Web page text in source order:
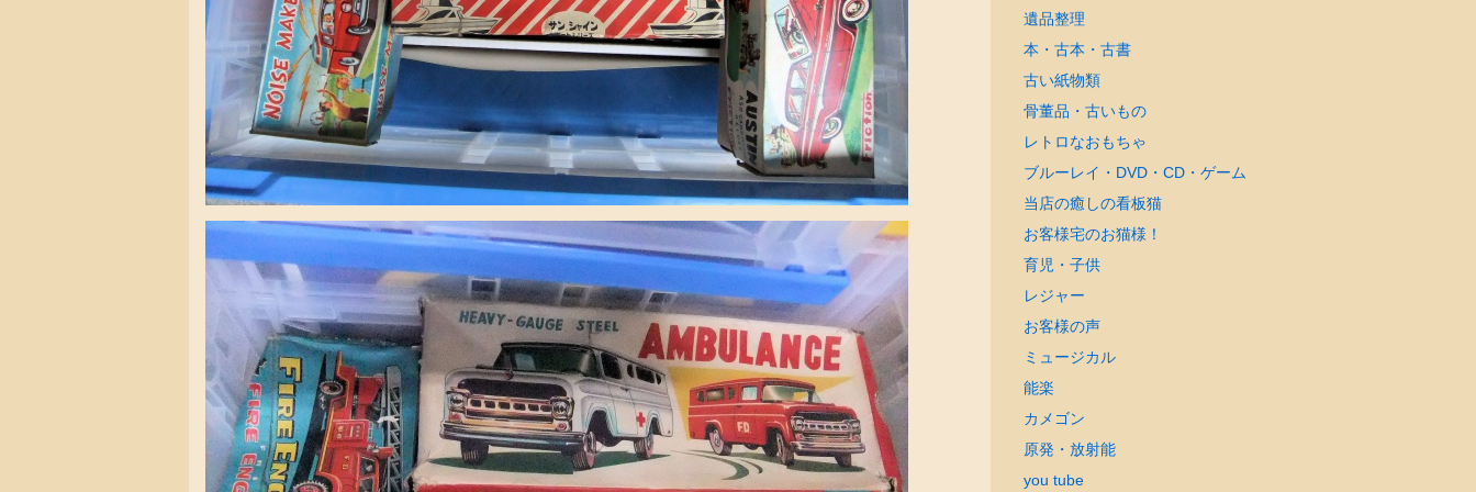
遺品整理
本・古本・古書
古い紙物類
骨董品・古いもの
レトロなおもちゃ
ブルーレイ・DVD・CD・ゲーム
当店の癒しの看板猫
お客様宅のお猫様！
育児・子供
レジャー
お客様の声
ミュージカル
能楽
カメゴン
原発・放射能
you tube